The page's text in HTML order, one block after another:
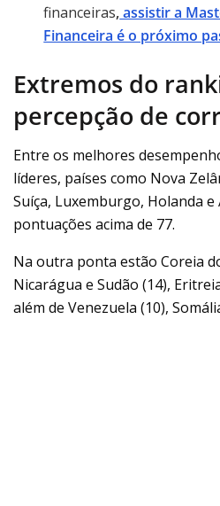
financeiras,assistir a
Financeira é o próximo
Extremos do
percepção de
Entre os melhores
líderes, países como Nova
Suíça, Luxemburgo, Holanda
pontuações acima de 77.
Na outra ponta estão Coreia
Nicarágua e Sudão (14),
além de Venezuela (10),